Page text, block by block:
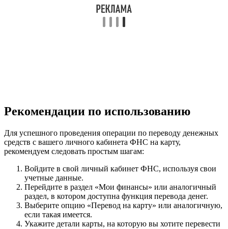
Рекомендации по использованию
Для успешного проведения операции по переводу денежных
средств с вашего личного кабинета ФНС на карту,
рекомендуем следовать простым шагам:
Войдите в свой личный кабинет ФНС, используя свои
учетные данные.
Перейдите в раздел «Мои финансы» или аналогичный
раздел, в котором доступна функция перевода денег.
Выберите опцию «Перевод на карту» или аналогичную,
если такая имеется.
Укажите детали карты, на которую вы хотите перевести